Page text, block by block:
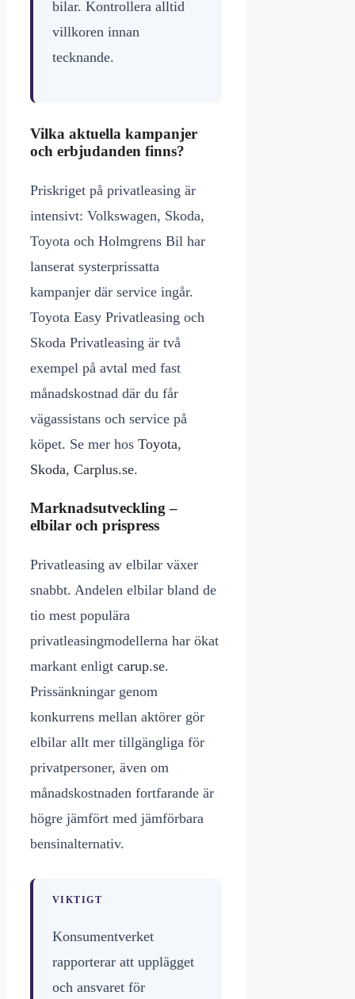
bilar. Kontrollera alltid
villkoren innan
tecknande.
Vilka aktuella kampanjer
och erbjudanden finns?
Priskriget på privatleasing är
intensivt: Volkswagen, Skoda,
Toyota och Holmgrens Bil har
lanserat systerprissatta
kampanjer där service ingår.
Toyota Easy Privatleasing och
Skoda Privatleasing är två
exempel på avtal med fast
månadskostnad där du får
vägassistans och service på
köpet. Se mer hos Toyota,
Skoda, Carplus.se.
Marknadsutveckling –
elbilar och prispress
Privatleasing av elbilar växer
snabbt. Andelen elbilar bland de
tio mest populära
privatleasingmodellerna har ökat
markant enligt carup.se.
Prissänkningar genom
konkurrens mellan aktörer gör
elbilar allt mer tillgängliga för
privatpersoner, även om
månadskostnaden fortfarande är
högre jämfört med jämförbara
bensinalternativ.
VIKTIGT
Konsumentverket
rapporterar att upplägget
och ansvaret för